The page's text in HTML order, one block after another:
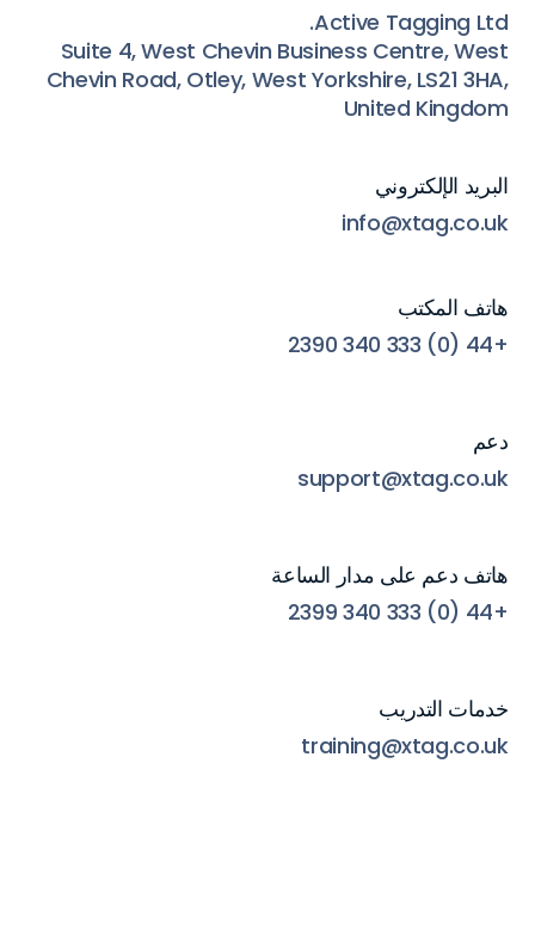
Active Tagging Ltd.
Suite 4, West Chevin Business Centre, West
Chevin Road, Otley, West Yorkshire, LS21 3HA,
United Kingdom
البريد الإلكتروني
info@xtag.co.uk
هاتف المكتب
+44 (0) 333 340 2390
دعم
support@xtag.co.uk
هاتف دعم على مدار الساعة
+44 (0) 333 340 2399
خدمات التدريب
training@xtag.co.uk